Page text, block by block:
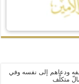
ودعاهم إلى نفسه وفي
متكلّف